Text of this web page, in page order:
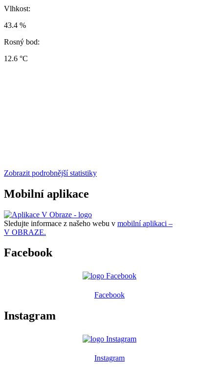
Vlhkost:
43.4 %
Rosný bod:
12.6 °C
Zobrazit podrobnější statistiky
Mobilní aplikace
Sledujte informace z našeho webu v mobilní aplikaci –
V OBRAZE.
Facebook
Facebook
Instagram
Instagram